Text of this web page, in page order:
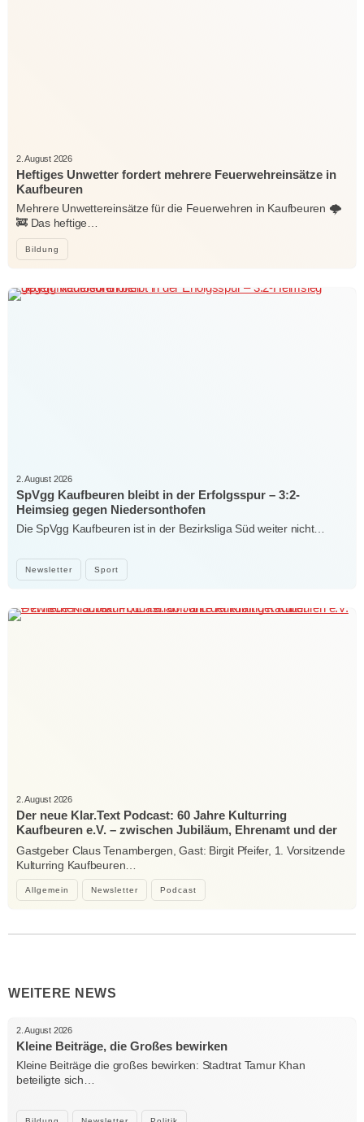
Bildung
2. August 2026
Heftiges Unwetter fordert mehrere Feuerwehreinsätze in
Kaufbeuren
Mehrere Unwettereinsätze für die Feuerwehren in Kaufbeuren 🌩️
🚒 Das heftige…
Newsletter Sport
2. August 2026
SpVgg Kaufbeuren bleibt in der Erfolgsspur – 3:2-
Heimsieg gegen Niedersonthofen
Die SpVgg Kaufbeuren ist in der Bezirksliga Süd weiter nicht…
Allgemein Newsletter Podcast
2. August 2026
Der neue Klar.Text Podcast: 60 Jahre Kulturring
Kaufbeuren e.V. – zwischen Jubiläum, Ehrenamt und der
Kraft der Kultur
Gastgeber Claus Tenambergen, Gast: Birgit Pfeifer, 1. Vorsitzende
Kulturring Kaufbeuren…
WEITERE NEWS
2. August 2026
Kleine Beiträge, die Großes bewirken
Kleine Beiträge die großes bewirken: Stadtrat Tamur Khan
beteiligte sich…